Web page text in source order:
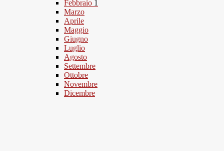
Febbraio 1
Marzo
Aprile
Maggio
Giugno
Luglio
Agosto
Settembre
Ottobre
Novembre
Dicembre